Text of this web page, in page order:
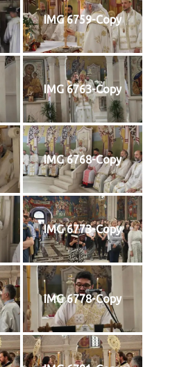
IMG 6759-Copy
IMG 6763-Copy
IMG 6768-Copy
IMG 6773-Copy
IMG 6778-Copy